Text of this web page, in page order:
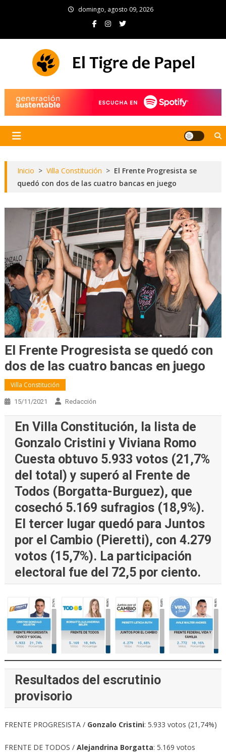
domingo, agosto 09, 2026
Inicio > Villa Constitución > El Frente Progresista se
quedó con dos de las cuatro bancas en juego
El Frente Progresista se quedó con
dos de las cuatro bancas en juego
Villa Constitución
15/11/2021 Redacción
En Villa Constitución, la lista de
Gonzalo Cristini y Viviana Romo
Cuesta obtuvo 5.933 votos (21,7%
del total) y superó al Frente de
Todos (Borgatta-Burguez), que
cosechó 5.169 sufragios (18,9%).
El tercer lugar quedó para Juntos
por el Cambio (Pieretti), con 4.279
votos (15,7%). La participación
electoral fue del 72,5 por ciento.
Resultados del escrutinio
provisorio
FRENTE PROGRESISTA / Gonzalo Cristini: 5.933 votos (21,74%)
FRENTE DE TODOS / Alejandrina Borgatta: 5.169 votos